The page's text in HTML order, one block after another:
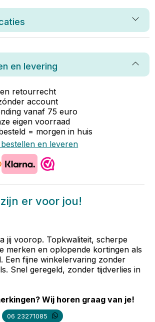
en levering
retourrecht
account
vanaf 75 euro
eigen voorraad
= morgen in huis
en leveren
er voor jou!
jij voorop. Topkwaliteit, scherpe
merken en oplopende kortingen als
Een fijne winkelervaring zonder
Snel geregeld, zonder tijdverlies in
Wij horen graag van je!
06 23271085